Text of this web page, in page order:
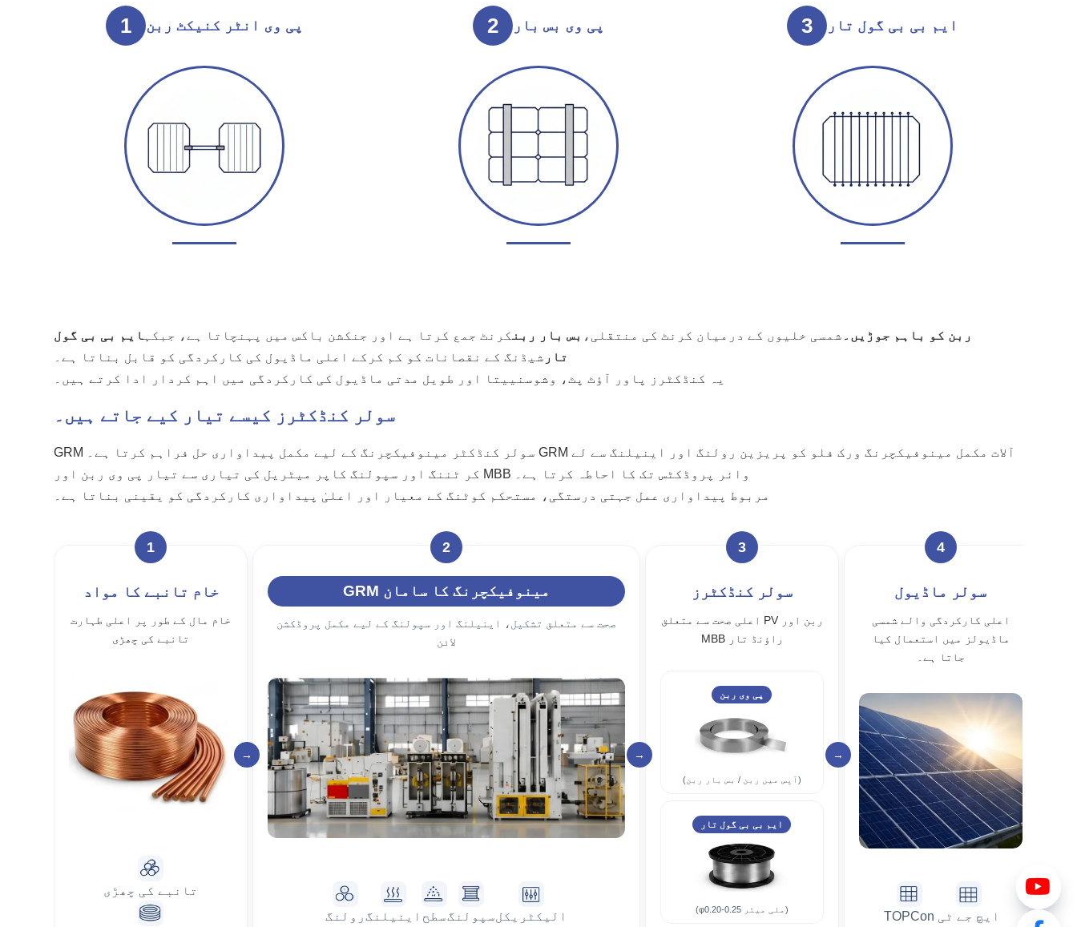
1 پی وی انٹر کنیکٹ ربن 2 پی وی بس بار 3 ایم بی بی گول تار
ربن کو باہم جوڑیں۔ شمسی خلیوں کے درمیان کرنٹ کی منتقلی، بس بار ربنکرنٹ جمع کرتا ہے اور جنکشن باکس میں پہنچاتا ہے، جبکہایم بی بی گول
تار شیڈنگ کے نقصانات کو کم کرکے اعلی ماڈیول کی کارکردگی کو قابل بناتا ہے۔
یہ کنڈکٹرز پاور آؤٹ پٹ، وشوسنییتا اور طویل مدتی ماڈیول کی کارکردگی میں اہم کردار ادا کرتے ہیں۔
سولر کنڈکٹرز کیسے تیار کیے جاتے ہیں۔
GRM سولر کنڈکٹر مینوفیکچرنگ کے لیے مکمل پیداواری حل فراہم کرتا ہے۔ GRM آلات مکمل مینوفیکچرنگ ورک فلو کو پریزین رولنگ اور اینیلنگ سے لے
کر ٹننگ اور سپولنگ کاپر میٹریل کی تیاری سے تیار پی وی ربن اور MBB وائر پروڈکٹس تک کا احاطہ کرتا ہے۔
مربوط پیداواری عمل جہتی درستگی، مستحکم کوٹنگ کے معیار اور اعلیٰ پیداواری کارکردگی کو یقینی بناتا ہے۔
1
خام تانبے کا مواد
خام مال کے طور پر اعلی طہارت
تانبے کی چھڑی
تانبے کی چھڑی
→
2
GRM مینوفیکچرنگ کا سامان
صحت سے متعلق تشکیل، اینیلنگ اور سپولنگ کے لیے مکمل پروڈکشن
لائن
رولنگاینیلنگ سطحسپولنگالیکٹریکل
→
3
سولر کنڈکٹرز
اعلی صحت سے متعلق PV ربن اور
MBB راؤنڈ تار
پی وی ربن
(آپس میں ربن / بس بار ربن)
ایم بی بی گول تار
(φ0.20-0.25 ملی میٹر)
→
4
سولر ماڈیول
اعلی کارکردگی والے شمسی
ماڈیولز میں استعمال کیا
جاتا ہے۔
TOPCon ایچ جے ٹی